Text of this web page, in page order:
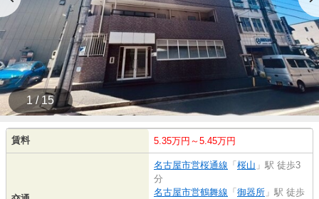
1 / 15
賃料 5.35万円～5.45万円
名古屋市営桜通線 「 桜山 」駅 徒歩3
分
名古屋市営鶴舞線 「 御器所 」駅 徒歩